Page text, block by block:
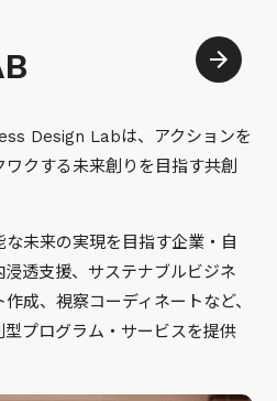
Design Labは、アクションを
クする未来創りを目指す共創
未来の実現を目指す企業・自
透支援、サステナブルビジネ
成、視察コーディネートなど、
プログラム・サービスを提供